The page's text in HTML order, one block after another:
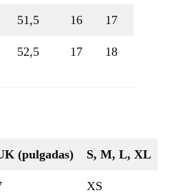
51,5 16 17
52,5 17 18
(pulgadas) S, M, L, XL
XS